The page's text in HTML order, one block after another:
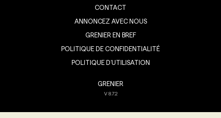
CONTACT
ANNONCEZ AVEC NOUS
GRENIER EN BREF
POLITIQUE DE CONFIDENTIALITÉ
POLITIQUE D’UTILISATION
GRENIER
V8.7.2